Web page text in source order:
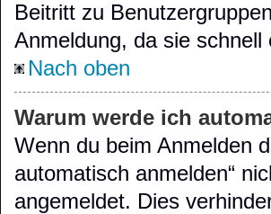
Beitritt zu
Anmeldung, da sie
Nach oben
Warum werde ich
Wenn du beim Anmelden
automatisch anmelden“
angemeldet. Dies